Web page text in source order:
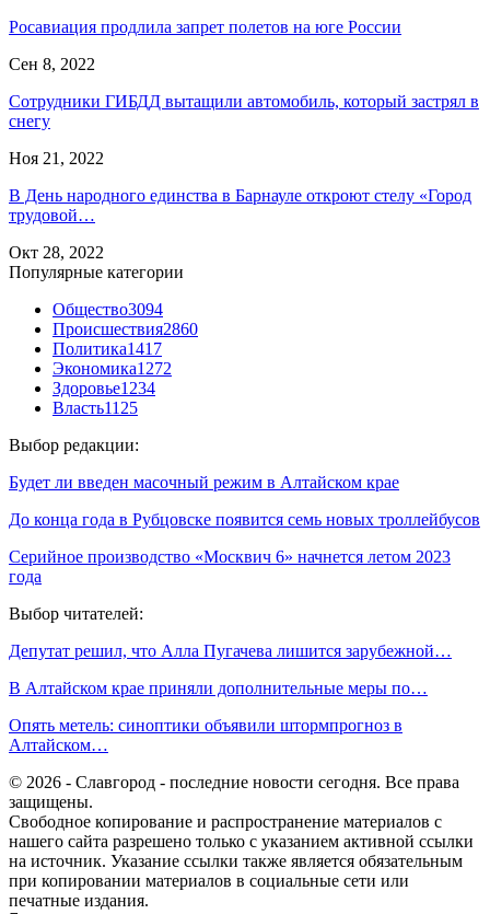
Росавиация продлила запрет полетов на юге России
Сен 8, 2022
Сотрудники ГИБДД вытащили автомобиль, который застрял в
снегу
Ноя 21, 2022
В День народного единства в Барнауле откроют стелу «Город
трудовой…
Окт 28, 2022
Популярные категории
Общество3094
Происшествия2860
Политика1417
Экономика1272
Здоровье1234
Власть1125
Выбор редакции:
Будет ли введен масочный режим в Алтайском крае
До конца года в Рубцовске появится семь новых троллейбусов
Серийное производство «Москвич 6» начнется летом 2023
года
Выбор читателей:
Депутат решил, что Алла Пугачева лишится зарубежной…
В Алтайском крае приняли дополнительные меры по…
Опять метель: синоптики объявили штормпрогноз в
Алтайском…
© 2026 - Славгород - последние новости сегодня. Все права
защищены.
Свободное копирование и распространение материалов с
нашего сайта разрешено только с указанием активной ссылки
на источник. Указание ссылки также является обязательным
при копировании материалов в социальные сети или
печатные издания.